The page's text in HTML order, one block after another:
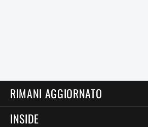
RIMANI AGGIORNATO
INSIDE